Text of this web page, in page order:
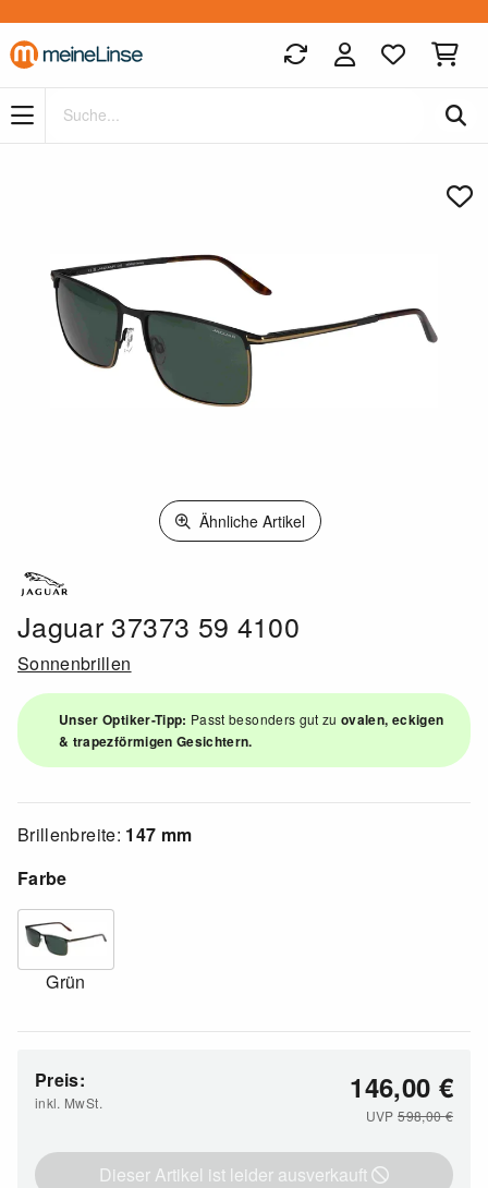
Zum Hauptinhalt springen
Ähnliche Artikel
Jaguar 37373 59 4100
Sonnenbrillen
Unser Optiker-Tipp: Passt besonders gut zuovalen, eckigen
& trapezförmigen Gesichtern.
Brillenbreite: 147 mm
Farbe
Grün
Preis:
inkl. MwSt. 146,00 €
UVP598,00€
Dieser Artikel ist leider ausverkauft